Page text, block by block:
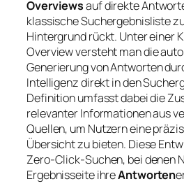
Overviewsauf direkte
klassische Suchergebnisliste
Hintergrund rückt. Unter einer
Overview versteht man die
Generierung von Antworten
Intelligenz direkt in den
Definition umfasst dabei die
relevanter Informationen aus
Quellen, um Nutzern eine
Übersicht zu bieten. Diese
Zero-Click-Suchen, bei denen
Ergebnisseite ihreAntworten